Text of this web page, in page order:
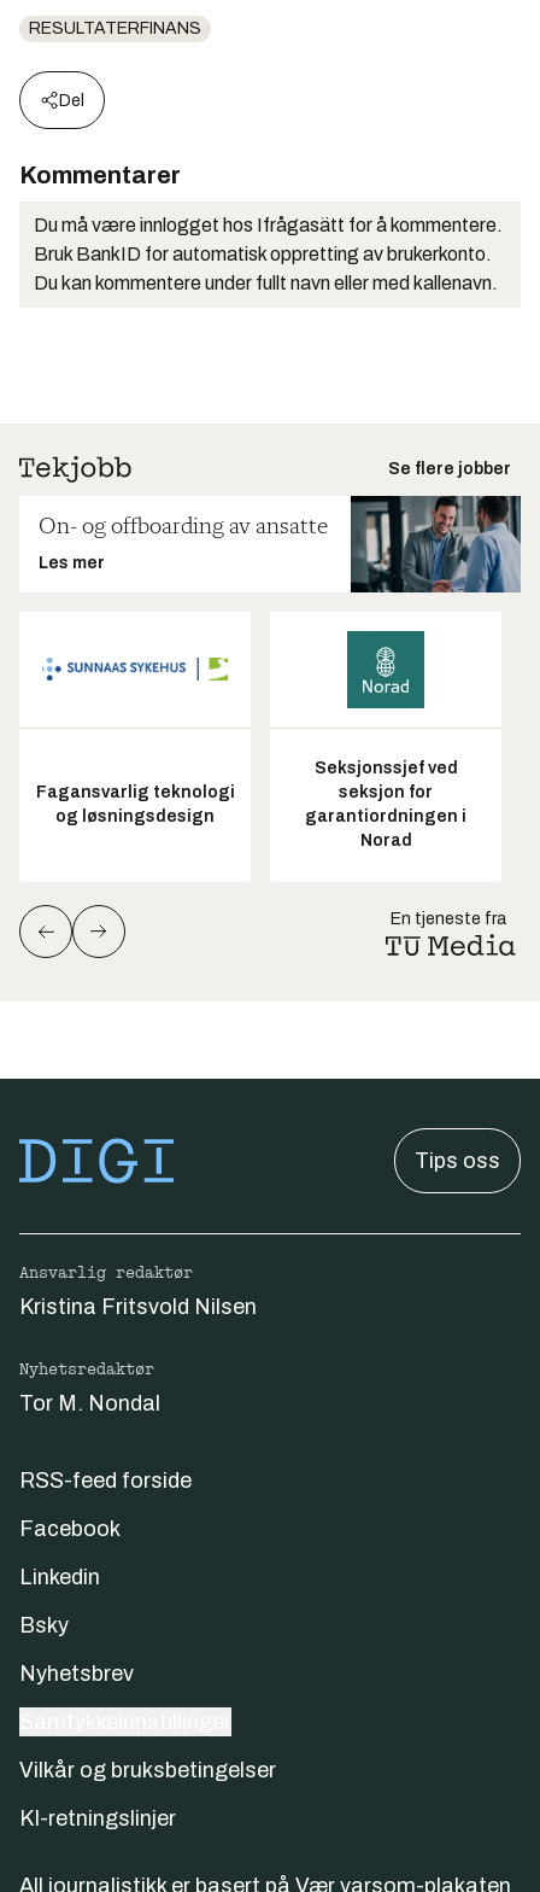
RESULTATERFINANS
Del
Kommentarer
Du må være innlogget hos Ifrågasätt for å kommentere.
Bruk BankID for automatisk oppretting av brukerkonto.
Du kan kommentere under fullt navn eller med kallenavn.
Se flere jobber
On- og offboarding av ansatte
Les mer
Fagansvarlig teknologi
og løsningsdesign
Seksjonssjef ved
seksjon for
garantiordningen i
Norad
En tjeneste fra
Tips oss
Ansvarlig redaktør
Kristina Fritsvold Nilsen
Nyhetsredaktør
Tor M. Nondal
RSS-feed forside
Facebook
Linkedin
Bsky
Nyhetsbrev
Vilkår og bruksbetingelser
KI-retningslinjer
All journalistikk er basert på Vær varsom-plakaten